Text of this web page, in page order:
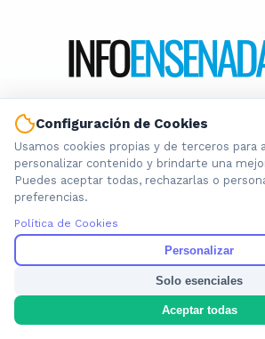
Plata y la provincia de
Nosotros
Cookies
Privacidad
Términos
Política de
Configuración de Cookies
Usamos cookies propias y de terceros para
personalizar contenido y brindarte una
Puedes aceptar todas, rechazarlas o
preferencias.
Política de Cookies
Personalizar
Solo esenciales
Aceptar todas